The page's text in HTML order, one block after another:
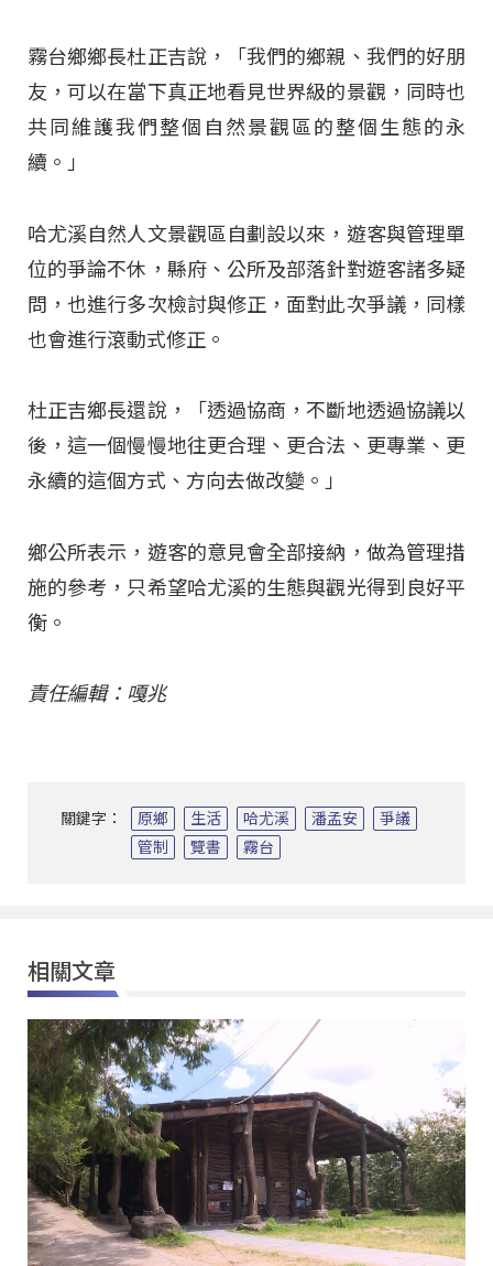
霧台鄉鄉長杜正吉說，「我們的鄉親、我們的好朋
友，可以在當下真正地看見世界級的景觀，同時也
共同維護我們整個自然景觀區的整個生態的永
續。」
哈尤溪自然人文景觀區自劃設以來，遊客與管理單
位的爭論不休，縣府、公所及部落針對遊客諸多疑
問，也進行多次檢討與修正，面對此次爭議，同樣
也會進行滾動式修正。
杜正吉鄉長還說，「透過協商，不斷地透過協議以
後，這一個慢慢地往更合理、更合法、更專業、更
永續的這個方式、方向去做改變。」
鄉公所表示，遊客的意見會全部接納，做為管理措
施的參考，只希望哈尤溪的生態與觀光得到良好平
衡。
責任編輯：嘎兆
關鍵字： 原鄉 生活 哈尤溪 潘孟安
爭議
管制
覽書 霧台
相關文章